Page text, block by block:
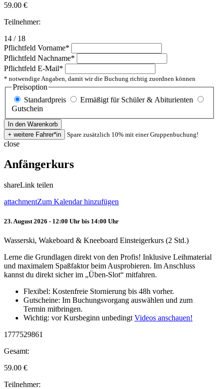
59.00 €
Teilnehmer:
14 / 18
Pflichtfeld Vorname*
Pflichtfeld Nachname*
Pflichtfeld E-Mail*
* notwendige Angaben, damit wir die Buchung richtig zuordnen können
Preisoption
Standardpreis
Ermäßigt für Schüler & Abiturienten
Gutschein
Spare zusätzlich 10% mit einer Gruppenbuchung!
close
Anfängerkurs
shareLink teilen
attachmentZum Kalendar hinzufügen
23. August 2026 - 12:00 Uhr bis 14:00 Uhr
Wasserski, Wakeboard & Kneeboard Einsteigerkurs (2 Std.)
Lerne die Grundlagen direkt von den Profis! Inklusive Leihmaterial
und maximalem Spaßfaktor beim Ausprobieren. Im Anschluss
kannst du direkt sicher im „Üben-Slot“ mitfahren.
Flexibel: Kostenfreie Stornierung bis 48h vorher.
Gutscheine: Im Buchungsvorgang auswählen und zum
Termin mitbringen.
Wichtig: vor Kursbeginn unbedingt Videos anschauen!
1777529861
Gesamt:
59.00 €
Teilnehmer: